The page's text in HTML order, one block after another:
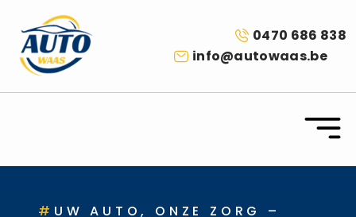
0470 686 838
info@autowaas.be
# UW AUTO, ONZE ZORG –